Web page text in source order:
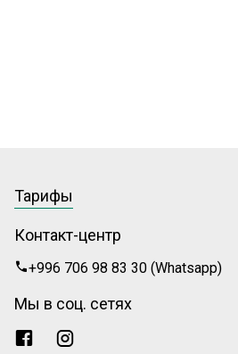
Тарифы
Контакт-центр
+996 706 98 83 30 (Whatsapp)
Мы в соц. сетях